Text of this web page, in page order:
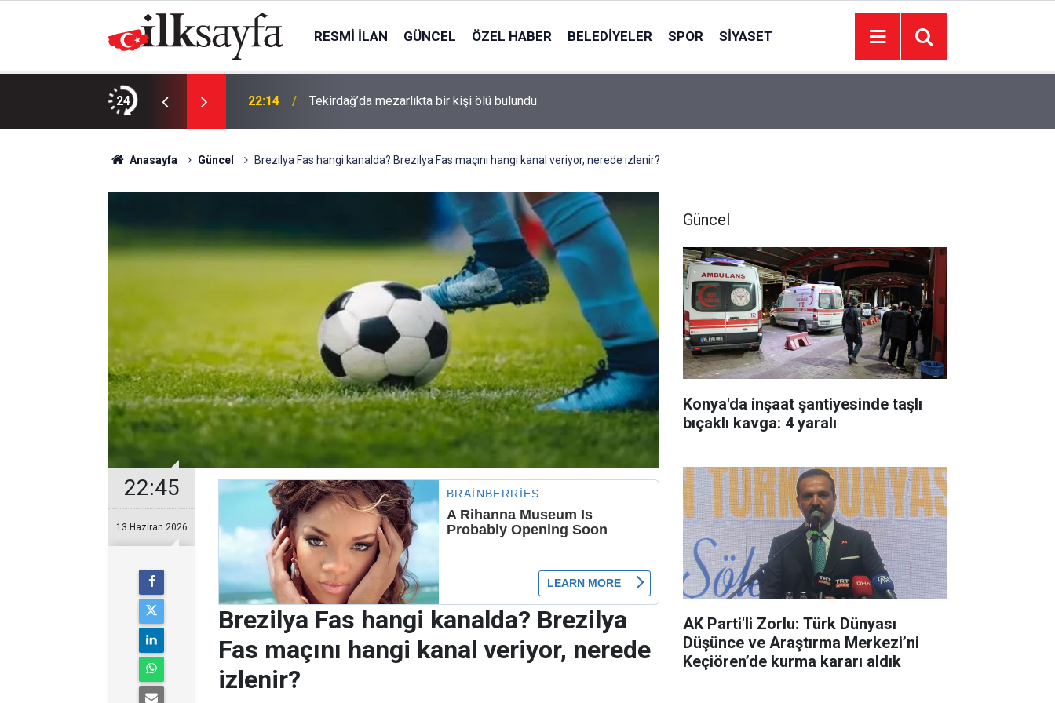
RESMI İLAN GÜNCEL ÖZEL HABER BELEDIYELER SPOR SIYASET
24
Juventus Inter ne zaman, saat kaçta
22:14 Tekirdağ’da mezarlıkta bir kişi ölü bulundu
Anasayfa Güncel Brezilya Fas hangi kanalda? Brezilya Fas maçını hangi kanal veriyor, nerede izlenir?
22:45
13 Haziran 2026
Brezilya Fas hangi kanalda? Brezilya
Fas maçını hangi kanal veriyor, nerede
izlenir?
Güncel
Konya'da inşaat şantiyesinde taşlı
bıçaklı kavga: 4 yaralı
AK Parti'li Zorlu: Türk Dünyası
Düşünce ve Araştırma Merkezi’ni
Keçiören’de kurma kararı aldık